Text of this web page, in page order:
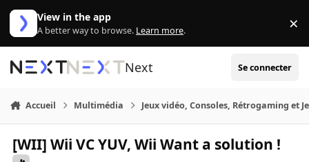
Aller au contenu
View in the app
A better way to browse. Learn more. ×
Next Se connecter
Accueil Multimédia Jeux vidéo, Consoles, Rétrogaming et
[WII] Wii VC YUV, Wii Want a solution !